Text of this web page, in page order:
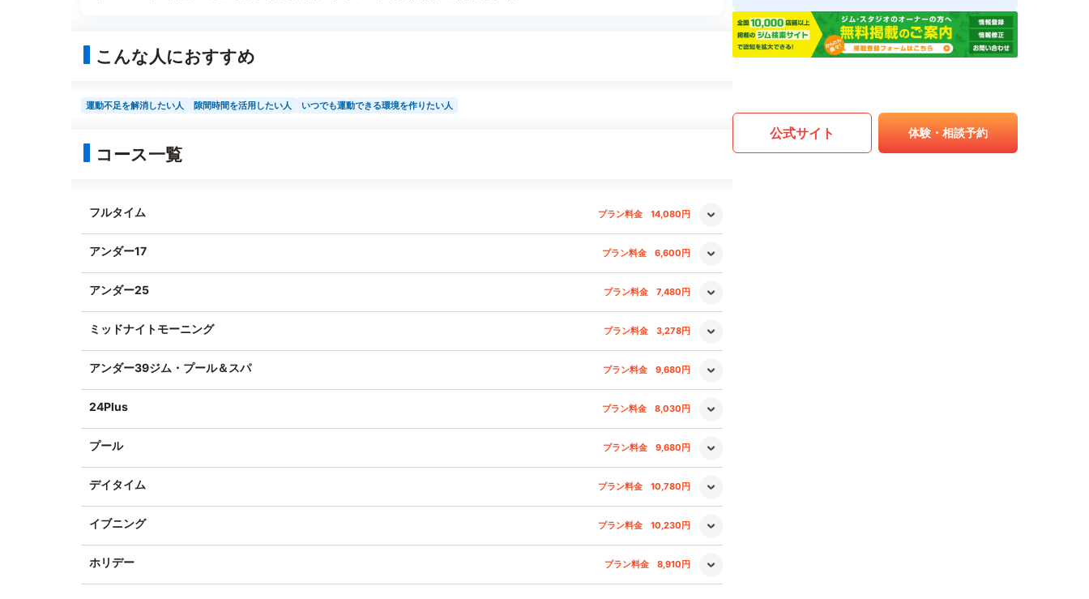
こんな人におすすめ
運動不足を解消したい人 隙間時間を活用したい人 いつでも運動できる環境を作りたい人
コース一覧
フルタイム プラン料金 14,080円
アンダー17 プラン料金 6,600円
アンダー25 プラン料金 7,480円
ミッドナイトモーニング プラン料金 3,278円
アンダー39ジム・プール＆スパ プラン料金 9,680円
24Plus プラン料金 8,030円
プール プラン料金 9,680円
デイタイム プラン料金 10,780円
イブニング プラン料金 10,230円
ホリデー プラン料金 8,910円
公式サイト 体験・相談予約